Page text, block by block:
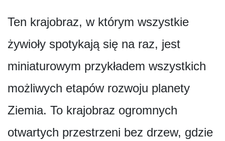
Ten krajobraz, w którym wszystkie
żywioły spotykają się na raz, jest
miniaturowym przykładem wszystkich
możliwych etapów rozwoju planety
Ziemia. To krajobraz ogromnych
otwartych przestrzeni bez drzew, gdzie